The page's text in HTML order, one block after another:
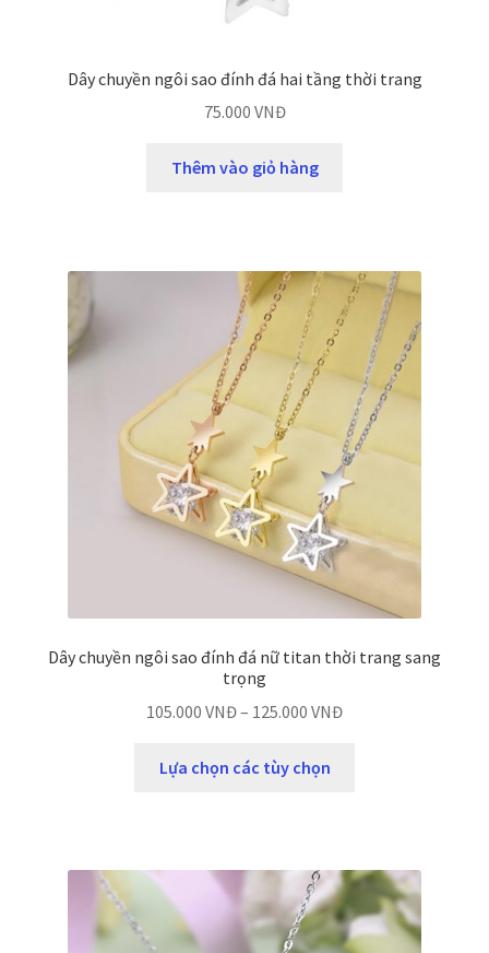
Dây chuyền ngôi sao đính đá hai tầng thời trang
75.000 VNĐ
Thêm vào giỏ hàng
Dây chuyền ngôi sao đính đá nữ titan thời trang sang
trọng
105.000 VNĐ– 125.000 VNĐ
Lựa chọn các tùy chọn